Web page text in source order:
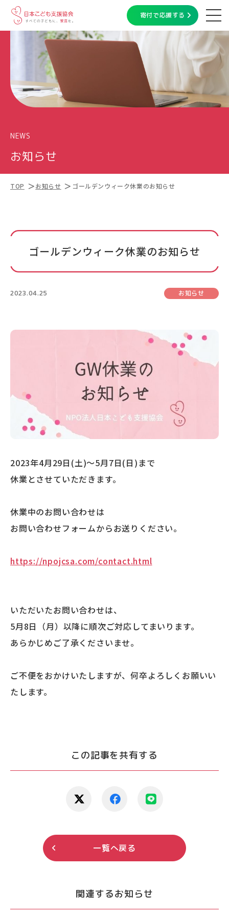
寄付で応援する
NEWS
お知らせ
TOP お知らせ ゴールデンウィーク休業のお知らせ
ゴールデンウィーク休業のお知らせ
2023.04.25 お知らせ
2023年4月29日(土)～5月7日(日)まで
休業とさせていただきます。
休業中のお問い合わせは
お問い合わせフォームからお送りください。
https://npojcsa.com/contact.html
いただいたお問い合わせは、
5月8日（月）以降に順次ご対応してまいります。
あらかじめご了承くださいませ。
ご不便をおかけいたしますが、何卒よろしくお願いい
たします。
この記事を共有する
一覧へ戻る
関連するお知らせ